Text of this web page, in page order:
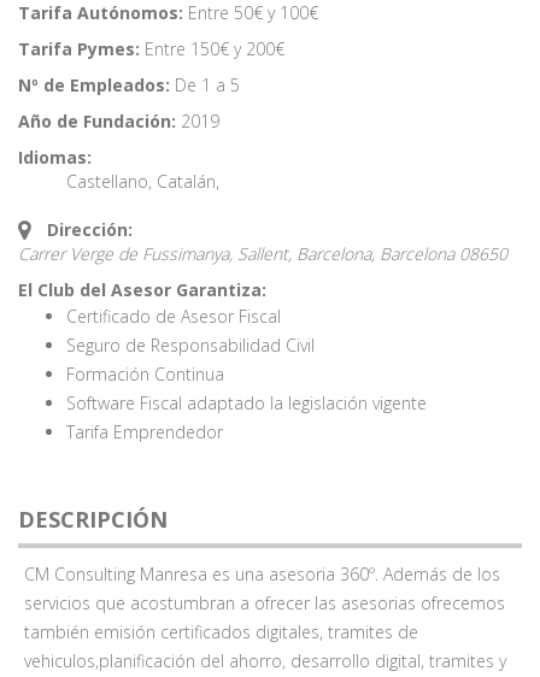
Tarifa Autónomos: Entre 50€ y 100€
Tarifa Pymes: Entre 150€ y 200€
Nº de Empleados: De 1 a 5
Año de Fundación: 2019
Idiomas:
Castellano, Catalán,
Dirección:
Carrer Verge de Fussimanya, Sallent, Barcelona, Barcelona 08650
El Club del Asesor Garantiza:
Certificado de Asesor Fiscal
Seguro de Responsabilidad Civil
Formación Continua
Software Fiscal adaptado la legislación vigente
Tarifa Emprendedor
DESCRIPCIÓN
CM Consulting Manresa es una asesoria 360º. Además de los
servicios que acostumbran a ofrecer las asesorias ofrecemos
también emisión certificados digitales, tramites de
vehiculos,planificación del ahorro, desarrollo digital, tramites y